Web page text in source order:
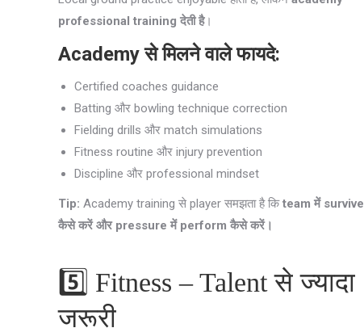
professional training देती है।
Academy से मिलने वाले फायदे:
Certified coaches guidance
Batting और bowling technique correction
Fielding drills और match simulations
Fitness routine और injury prevention
Discipline और professional mindset
Tip: Academy training से player समझता है किteam में survive
कैसे करें और pressure में perform कैसे करें।
5️⃣ Fitness – Talent से ज्यादा
जरूरी